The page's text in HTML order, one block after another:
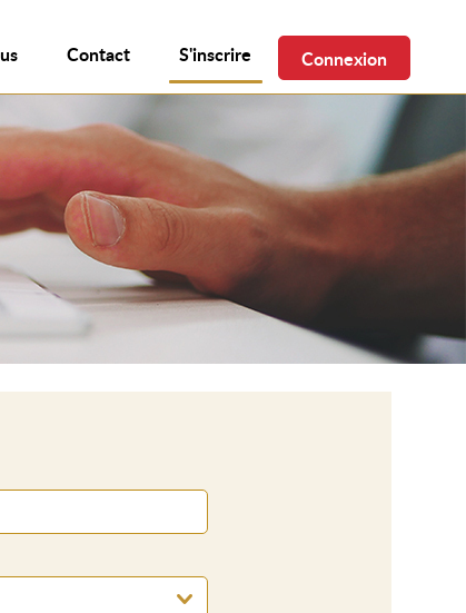
Contact S'inscrire Connexion